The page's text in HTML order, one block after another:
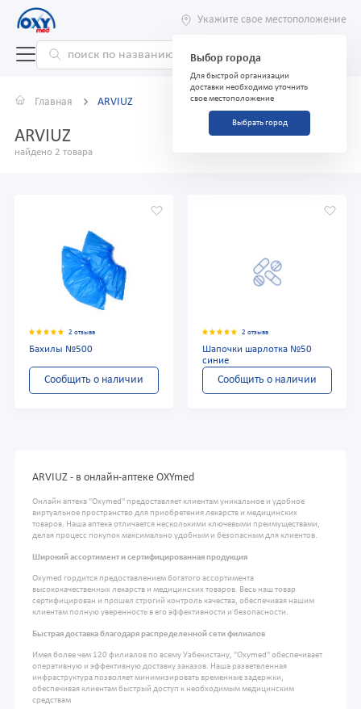
Укажите свое местоположение
Выбор города
Для быстрой организации
доставки необходимо уточнить
свое местоположение
Выбрать город
Главная ARVIUZ
ARVIUZ
найдено 2 товара
2 отзыва
Бахилы №500
Сообщить о наличии
2 отзыва
Шапочки шарлотка №50
синие
Сообщить о наличии
ARVIUZ - в онлайн-аптеке OXYmed
Онлайн аптека "Oxymed" предоставляет клиентам уникальное и удобное
виртуальное пространство для приобретения лекарств и медицинских
товаров. Наша аптека отличается несколькими ключевыми преимуществами,
делая процесс покупок максимально удобным и безопасным для клиентов.
Широкий ассортимент и сертифицированная продукция
Oxymed гордится предоставлением богатого ассортимента
высококачественных лекарств и медицинских товаров. Весь наш товар
сертифицирован и прошел строгий контроль качества, обеспечивая нашим
клиентам полную уверенность в его эффективности и безопасности.
Быстрая доставка благодаря распределенной сети филиалов
Имея более чем 120 филиалов по всему Узбекистану, "Oxymed" обеспечивает
оперативную и эффективную доставку заказов. Наша разветвленная
инфраструктура позволяет минимизировать временные задержки,
обеспечивая клиентам быстрый доступ к необходимым медицинским
средствам